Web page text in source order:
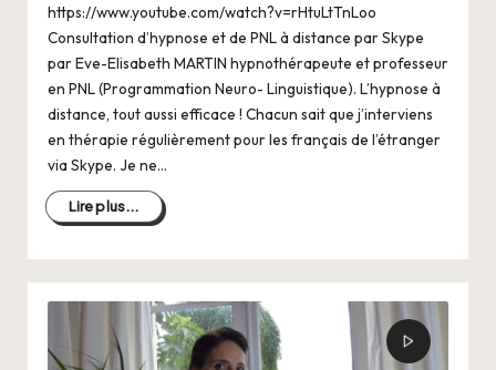
https://www.youtube.com/watch?v=rHtuLtTnLoo
Consultation d’hypnose et de PNL à distance par Skype
par Eve-Elisabeth MARTIN hypnothérapeute et professeur
en PNL (Programmation Neuro- Linguistique). L’hypnose à
distance, tout aussi efficace ! Chacun sait que j’interviens
en thérapie régulièrement pour les français de l’étranger
via Skype. Je ne…
Lire plus...